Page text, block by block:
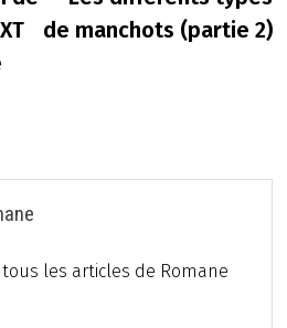
de manchots (partie 2)
tous les articles de Romane